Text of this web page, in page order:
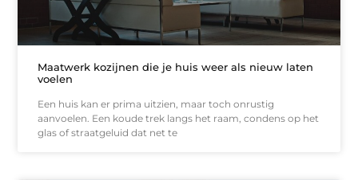
Maatwerk kozijnen die je huis weer als nieuw laten
voelen
Een huis kan er prima uitzien, maar toch onrustig
aanvoelen. Een koude trek langs het raam, condens op het
glas of straatgeluid dat net te